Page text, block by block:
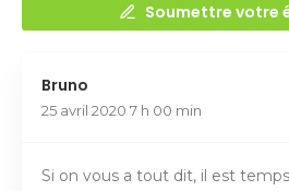
Soumettre votre
Bruno
25 avril 2020 7 h 00 min
Si on vous a tout dit, il est